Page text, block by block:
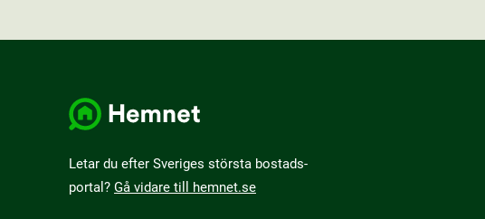
Letar du efter Sveriges största bostads­
portal? Gå vidare till hemnet.se